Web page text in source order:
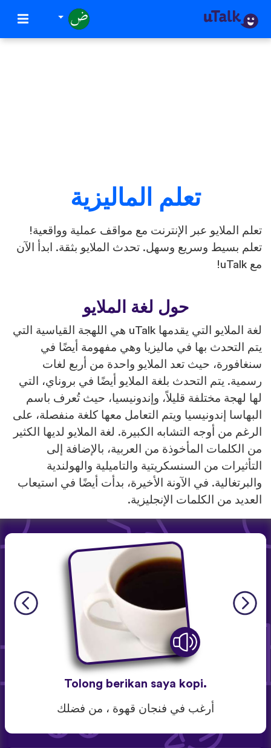
تعلم الماليزية
تعلم الملايو عبر الإنترنت مع مواقف عملية وواقعية!
تعلم بسيط وسريع وسهل. تحدث الملايو بثقة. ابدأ الآن
مع uTalk!
حول لغة الملايو
لغة الملايو التي يقدمها uTalk هي اللهجة القياسية التي
يتم التحدث بها في ماليزيا وهي مفهومة أيضًا في
سنغافورة، حيث تعد الملايو واحدة من أربع لغات
رسمية. يتم التحدث بلغة الملايو أيضًا في بروناي، التي
لها لهجة مختلفة قليلاً، وإندونيسيا، حيث تُعرف باسم
البهاسا إندونيسيا ويتم التعامل معها كلغة منفصلة، على
الرغم من أوجه التشابه الكبيرة. لغة الملايو لديها الكثير
من الكلمات المأخوذة من العربية، بالإضافة إلى
التأثيرات من السنسكريتية والتاميلية والهولندية
والبرتغالية. في الآونة الأخيرة، بدأت أيضًا في استيعاب
العديد من الكلمات الإنجليزية.
Tolong berikan saya kopi.
أرغب في فنجان قهوة ، من فضلك